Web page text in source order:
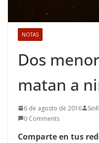
NOTAS
Dos
matan a
6 de agosto de 2016
0 Comments
Comparte en tus